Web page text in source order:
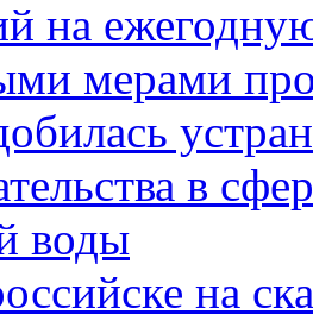
на
мерами
в
воды
на